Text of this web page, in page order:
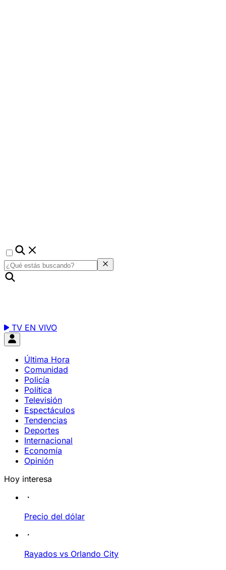
TV EN VIVO
Última Hora
Comunidad
Policía
Política
Televisión
Espectáculos
Tendencias
Deportes
Internacional
Economía
Opinión
Hoy interesa
Precio del dólar
Rayados vs Orlando City